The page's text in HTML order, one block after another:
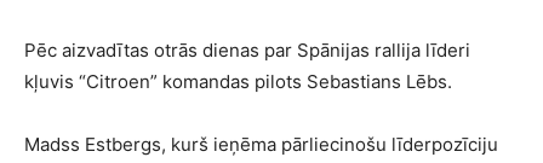
Pēc aizvadītas otrās dienas par Spānijas rallija līderi
kļuvis “Citroen” komandas pilots Sebastians Lēbs.
Madss Estbergs, kurš ieņēma pārliecinošu līderpozīciju